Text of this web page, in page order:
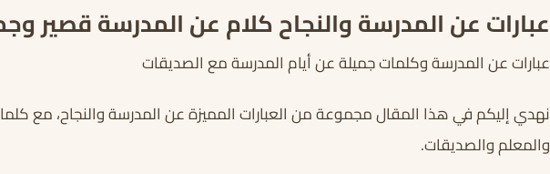
عبارات عن المدرسة والنجاح كلام عن المدرسة قصير
عبارات عن المدرسة وكلمات جميلة عن أيام المدرسة مع الصديقات
نهدي إليكم في هذا المقال مجموعة من العبارات المميزة عن المدرسة والنجاح، مع
والمعلم والصديقات.